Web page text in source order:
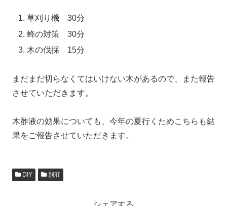
草刈り機 30分
蜂の対策 30分
木の伐採 15分
まだまだ切らなくてはいけない木があるので、また報告
させていただきます。
木酢液の効果についても、今年の夏行くためこちらも結
果をご報告させていただきます。
DIY 別荘